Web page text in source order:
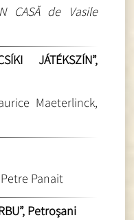
CASĂ de Vasile
JÁTÉKSZÍN”,
Maeterlinck,
Petre Panait
Petroşani